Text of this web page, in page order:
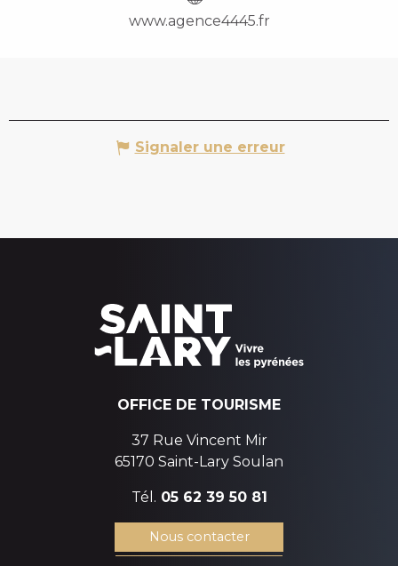
www.agence4445.fr
Signaler une erreur
OFFICE DE TOURISME
37 Rue Vincent Mir
65170 Saint-Lary Soulan
Tél. 05 62 39 50 81
Nous contacter